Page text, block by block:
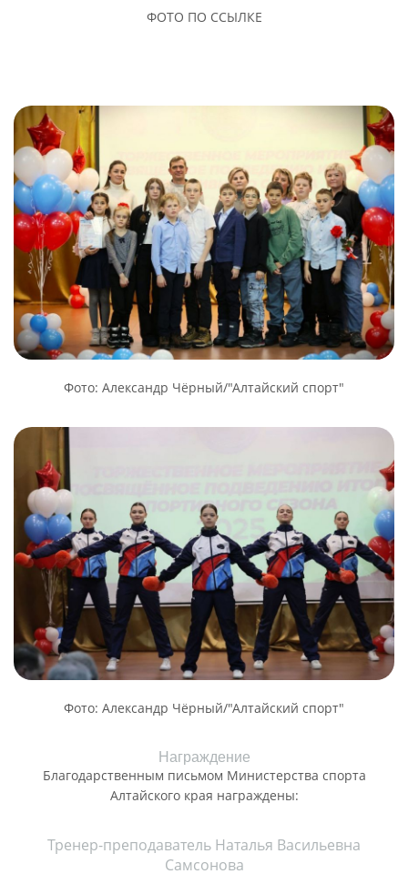
ФОТО ПО ССЫЛКЕ
Фото: Александр Чёрный/"Алтайский спорт"
Фото: Александр Чёрный/"Алтайский спорт"
Награждение
Благодарственным письмом Министерства спорта
Алтайского края награждены:
Тренер-преподаватель Наталья Васильевна
Самсонова